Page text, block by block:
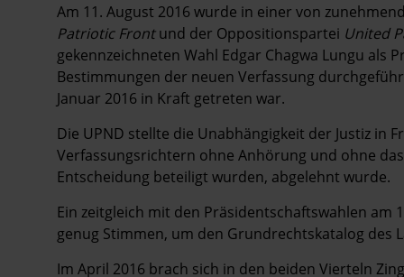
Am 11. August 2016 wurde in einer von
Patriotic Frontund der Oppositionspartei United
gekennzeichneten Wahl Edgar Chagwa Lungu als
Bestimmungen der neuen Verfassung
Januar 2016 in Kraft getreten war.
Die UPND stellte die Unabhängigkeit der Justiz in
Verfassungsrichtern ohne Anhörung und ohne
Entscheidung beteiligt wurden, abgelehnt wurde.
Ein zeitgleich mit den Präsidentschaftswahlen
genug Stimmen, um den Grundrechtskatalog des
Im April 2016 brach sich in den beiden Vierteln